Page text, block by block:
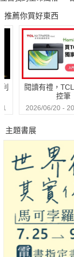
5.幫助別人成功，
來越輕鬆。
6.希望這三個原則
手好牌，也能闖出
7.人生哪這麼多意
你曾經在面對工作
總是身體力行、精
驗，告訴你如何從
你還在等什麼？專
任何事都難不倒！
推薦你買好東西
閱讀有禮，
控筆
2026/06/20 -
主題書展